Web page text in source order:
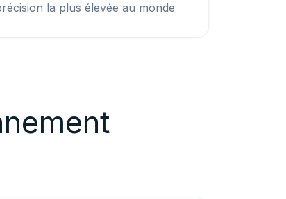
la plus élevée au monde